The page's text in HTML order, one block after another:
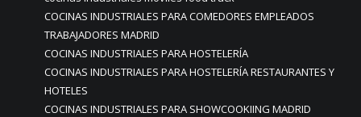
COCINAS INDUSTRIALES PARA COMEDORES EMPLEADOS
TRABAJADORES MADRID
COCINAS INDUSTRIALES PARA HOSTELERÍA
COCINAS INDUSTRIALES PARA HOSTELERÍA RESTAURANTES Y
HOTELES
COCINAS INDUSTRIALES PARA SHOWCOOKIING MADRID